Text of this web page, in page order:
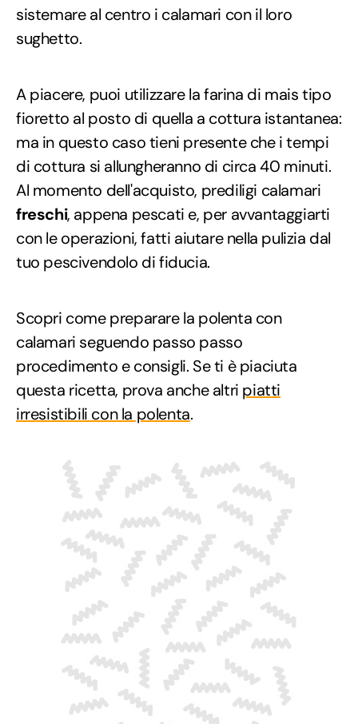
sistemare al centro i calamari con il loro
sughetto.
A piacere, puoi utilizzare la farina di mais tipo
fioretto al posto di quella a cottura istantanea:
ma in questo caso tieni presente che i tempi
di cottura si allungheranno di circa 40 minuti.
Al momento dell'acquisto, prediligi calamari
freschi, appena pescati e, per avvantaggiarti
con le operazioni, fatti aiutare nella pulizia dal
tuo pescivendolo di fiducia.
Scopri come preparare la polenta con
calamari seguendo passo passo
procedimento e consigli. Se ti è piaciuta
questa ricetta, prova anche altri piatti
irresistibili con la polenta.